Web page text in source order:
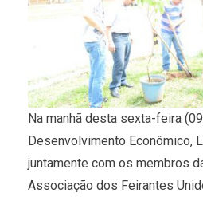
Na manhã desta sexta-feira
Desenvolvimento Econômico,
juntamente com os membros
Associação dos Feirantes